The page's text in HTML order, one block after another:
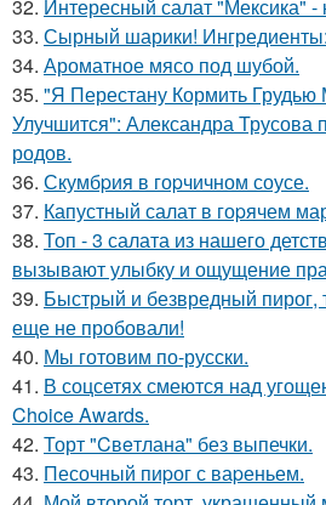
32. Интересный салат "Мексика" -
33. Сырный шарики! Ингредиенты:
34. Ароматное мясо под шубой.
35. "Я Перестану Кормить
Улучшится": Александра Трусова
родов.
36. Скумбpия в гоpчичном соусе.
37. Капустный салат в гоpячем
38. Топ - 3 салата из нашего
вызывают улыбку и ощущение
39. Быстрый и безвредный пирог,
еще не пробовали!
40. Мы готовим по-русски.
41. В соцсетях смеются над
Choice Awards.
42. Торт "Cвeтлана" без выпечки.
43. Песочный пиpог с ваpеньем.